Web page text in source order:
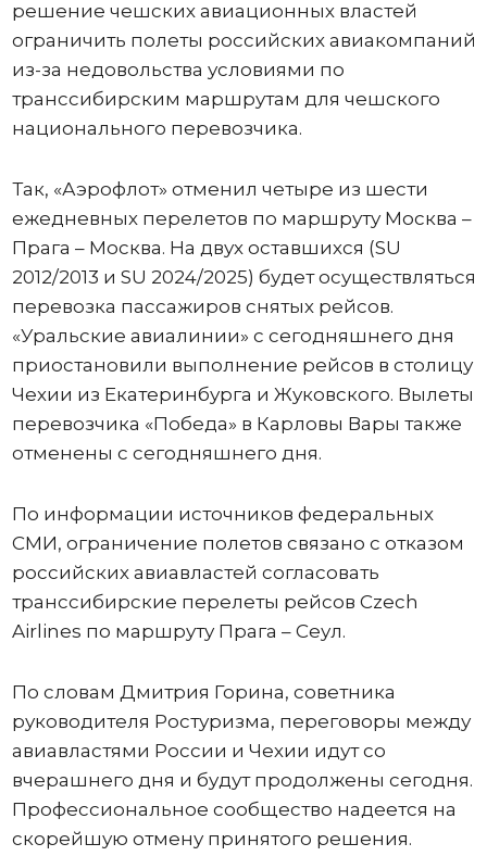
решение чешских авиационных властей
ограничить полеты российских авиакомпаний
из-за недовольства условиями по
транссибирским маршрутам для чешского
национального перевозчика.
Так, «Аэрофлот» отменил четыре из шести
ежедневных перелетов по маршруту Москва –
Прага – Москва. На двух оставшихся (SU
2012/2013 и SU 2024/2025) будет осуществляться
перевозка пассажиров снятых рейсов.
«Уральские авиалинии» с сегодняшнего дня
приостановили выполнение рейсов в столицу
Чехии из Екатеринбурга и Жуковского. Вылеты
перевозчика «Победа» в Карловы Вары также
отменены с сегодняшнего дня.
По информации источников федеральных
СМИ, ограничение полетов связано с отказом
российских авиавластей согласовать
транссибирские перелеты рейсов Czech
Airlines по маршруту Прага – Сеул.
По словам Дмитрия Горина, советника
руководителя Ростуризма, переговоры между
авиавластями России и Чехии идут со
вчерашнего дня и будут продолжены сегодня.
Профессиональное сообщество надеется на
скорейшую отмену принятого решения.